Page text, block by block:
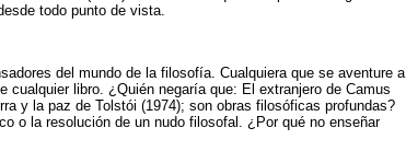
todo punto de vista.
del mundo de la filosofía. Cualquiera que se aventure a
libro. ¿Quién negaría que: El extranjero de Camus
y la paz de Tolstói (1974); son obras filosóficas profundas?
o la resolución de un nudo filosofal. ¿Por qué no enseñar